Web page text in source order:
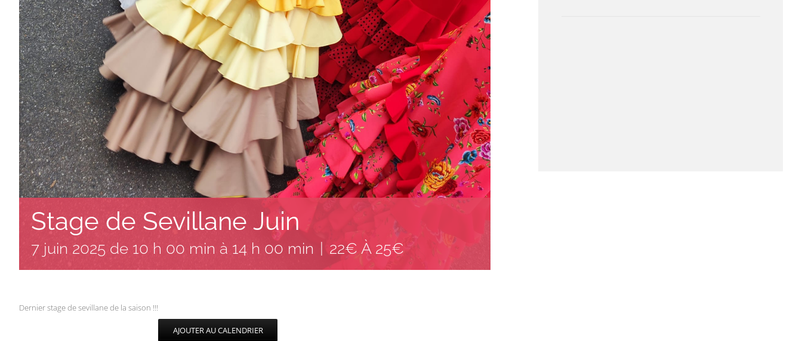
Stage de Sevillane Juin
7 juin 2025 de 10 h 00 min à 14 h 00 min 22€ À 25€
Dernier stage de sevillane de la saison !!!
AJOUTER AU CALENDRIER